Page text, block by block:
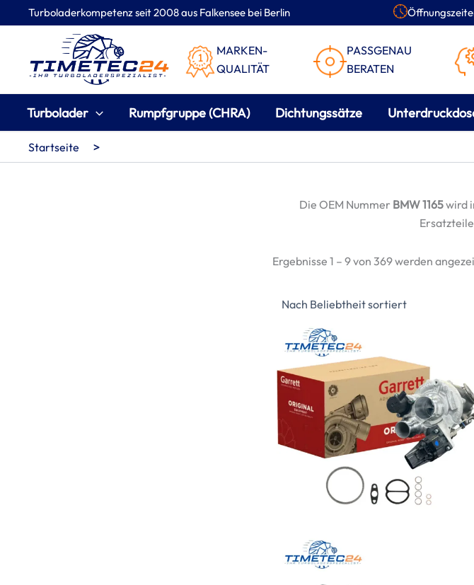
Turboladerkompetenz seit 2008 aus Falkensee bei Berlin
MARKEN-
QUALITÄT
PASSGENAU
BERATEN
Turbolader Rumpfgruppe (CHRA) Dichtungssätze
Inhalt
Startseite >
Die OEM Nummer BMW 1165wird
Ergebnisse 1 – 9 von 369 werden